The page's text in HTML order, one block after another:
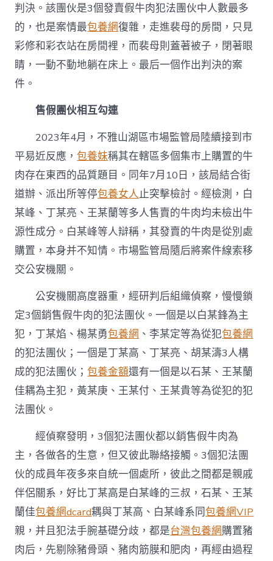
判決。該團伙是3個發賣假牛肉犯法團伙中人數最多
的，也是案情最包養網復雜，走進裴母的房間，只見
彩修和彩衣站在房間裡，而裴母則蓋著被子，閉著眼
睛，一動不動地躺在床上。最后一個作出判決的案
件。
售假團伙相互勾連
2023年4月，不雅山湖區市場監管局陸續接到市
平易近反應，包養妹稱其在轄區多個集市上購置的牛
肉存在東西的品質題目。同年7月10日，該局結合街
道辦、派出所等停包養女人止突擊檢討。經檢測，白
某峰、丁某亮、王某蘭等多人售賣的牛肉均未檢出牛
源性成分。白某峰等人辯稱，其發賣的牛肉是從別處
購置，本身并不知情。市場監管局隨后將案件線索移
交公安機關。
公安機關高度器重，經研判后組織偵察，慢慢鎖
定3個銷售假牛肉的犯法團伙。一個是以白某鋒為主
犯，丁某焰、楊某勇包養網 、李某定等為從犯包養網
的犯法團伙；一個是丁某高、丁某亮、胡某濤3人構
成的犯法團伙；包養金額還有一個是以石某、王某蘭
佳耦為主犯，黃某庚、王某付、王某貴等為從犯的犯
法團伙。
經偵察發明，3個犯法團伙都以銷售假牛肉為
主，各做各的生意，但又彼此聯絡接觸。3個犯法團
伙的成員年夜多來自統一個處所，彼此之間都是親戚
伴侶關系，好比丁某高是白某峰的三叔，石某、王某
蘭佳包養網dcard耦與丁某高、白某峰系同包養網VIP
親，并且犯法手腕基礎分歧，都是台灣包養網購置豬
肉后，先剔除豬骨頭、豬肉筋膜和肥肉，再經由過程